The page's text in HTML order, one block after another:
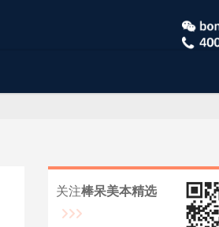
关注棒呆美本精选